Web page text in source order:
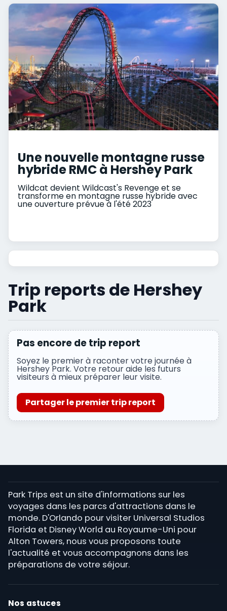
Une nouvelle montagne russe
hybride RMC à Hershey Park
Wildcat devient Wildcast's Revenge et se
transforme en montagne russe hybride avec
une ouverture prévue à l'été 2023
Trip reports de Hershey
Park
Pas encore de trip report
Soyez le premier à raconter votre journée à
Hershey Park. Votre retour aide les futurs
visiteurs à mieux préparer leur visite.
Partager le premier trip report
Park Trips est un site d'informations sur les
voyages dans les parcs d'attractions dans le
monde. D'Orlando pour visiter Universal Studios
Florida et Disney World au Royaume-Uni pour
Alton Towers, nous vous proposons toute
l'actualité et vous accompagnons dans les
préparations de votre séjour.
Nos astuces